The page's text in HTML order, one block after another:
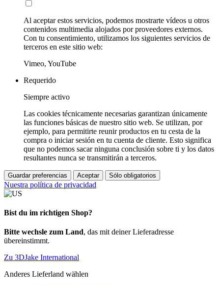
Al aceptar estos servicios, podemos mostrarte vídeos u otros
contenidos multimedia alojados por proveedores externos.
Con tu consentimiento, utilizamos los siguientes servicios de
terceros en este sitio web:
Vimeo, YouTube
Requerido
Siempre activo
Las cookies técnicamente necesarias garantizan únicamente
las funciones básicas de nuestro sitio web. Se utilizan, por
ejemplo, para permitirte reunir productos en tu cesta de la
compra o iniciar sesión en tu cuenta de cliente. Esto significa
que no podemos sacar ninguna conclusión sobre ti y los datos
resultantes nunca se transmitirán a terceros.
Guardar preferencias Aceptar Sólo obligatorios
Nuestra política de privacidad
Bist du im richtigen Shop?
Bitte wechsle zum Land, das mit deiner Lieferadresse
übereinstimmt.
Zu 3DJake International
Anderes Lieferland wählen